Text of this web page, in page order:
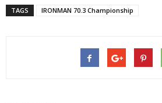
TAGS IRONMAN 70.3 Championship